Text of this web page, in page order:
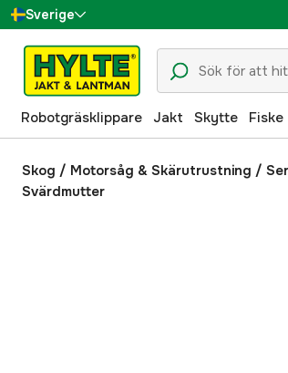
Sverige
Danmark
Suomi
Norge
Deutschland
Robotgräsklippare Jakt Skytte Fiske
Skog / Motorsåg & Skärutrustning /
Svärdmutter